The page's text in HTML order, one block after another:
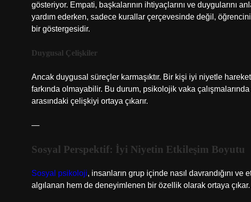
gösteriyor. Empati, başkalarının ihtiyaçlarını ve duygularını
yardım ederken, sadece kurallar çerçevesinde değil,
bir göstergesidir.
Duygusal Çelişkiler
Ancak duygusal süreçler karmaşıktır. Bir kişi iyi niyetle
farkında olmayabilir. Bu durum, psikolojik vaka
arasındaki çelişkiyi ortaya çıkarır.
—
Sosyal Perspektif: İyi Niyetin Etkileşim Boyutu
Sosyal psikoloji, insanların grup içinde nasıl davrandığını
algılanan hem de deneyimlenen bir özellik olarak ortaya çıkar.